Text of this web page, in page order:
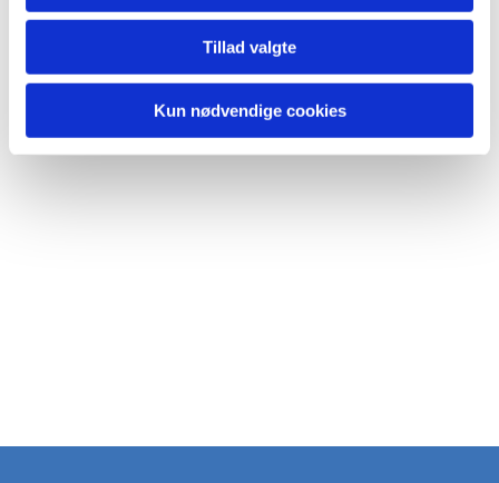
Tillad valgte
Kun nødvendige cookies